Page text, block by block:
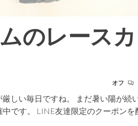
のレースカ
オフ
しい毎日ですね。 まだ暑い陽が続
です。 LINE友達限定のクーポンを